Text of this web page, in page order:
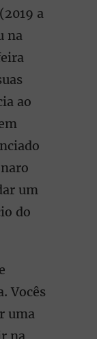
a
na
ao
um
do
Vocês
uma